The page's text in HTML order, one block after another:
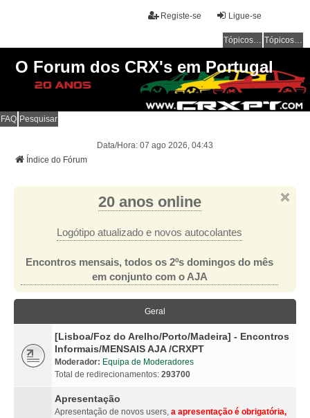
Ligue-se
Registe-se
Tópicos sem resposta Tópicos ativos
O Forum dos CRX's em Portugal
FAQ Pesquisar
Data/Hora: 07 ago 2026, 04:43
Índice do Fórum
20 anos online
Logótipo atualizado e novos autocolantes
Encontros mensais, todos os 2ºs domingos do mês
em conjunto com o AJA
Geral
[Lisboa/Foz do Arelho/Porto/Madeira] - Encontros
Informais/MENSAIS AJA /CRXPT
Moderador: Equipa de Moderadores
Total de redirecionamentos: 293700
Apresentação
Apresentação de novos users, a apresentação é obrigatória,